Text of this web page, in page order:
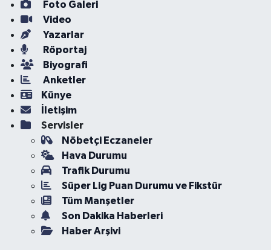
Foto Galeri
Video
Yazarlar
Röportaj
Biyografi
Anketler
Künye
İletişim
Servisler
Nöbetçi Eczaneler
Hava Durumu
Trafik Durumu
Süper Lig Puan Durumu ve Fikstür
Tüm Manşetler
Son Dakika Haberleri
Haber Arşivi